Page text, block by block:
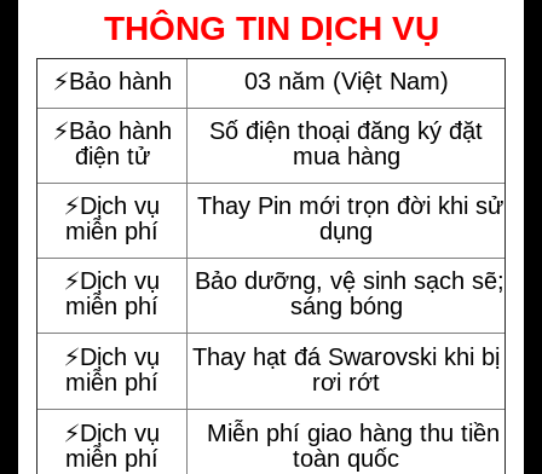
THÔNG TIN DỊCH VỤ
⚡️Bảo hành
03 năm (Việt Nam)
⚡️Bảo hành
điện tử
Số điện thoại đăng ký đặt
mua hàng
⚡️Dịch vụ
miễn phí
Thay Pin mới trọn đời khi sử
dụng
⚡️Dịch vụ
miễn phí
Bảo dưỡng, vệ sinh sạch sẽ;
sáng bóng
⚡️Dịch vụ
miễn phí
Thay hạt đá Swarovski khi bị
rơi rớt
⚡️Dịch vụ
miễn phí
Miễn phí giao hàng thu tiền
toàn quốc